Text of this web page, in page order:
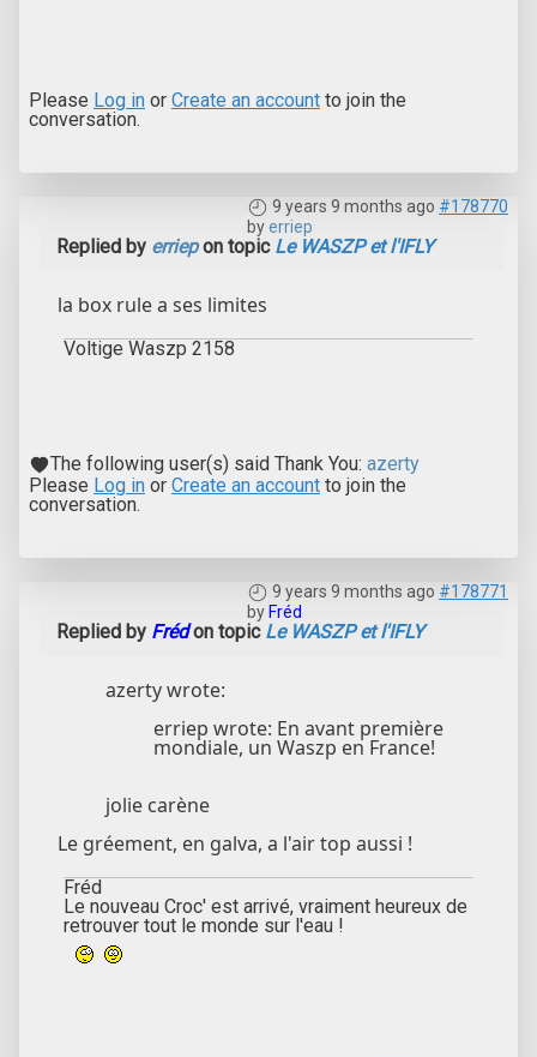
Please Log in or Create an account to join the
conversation.
9 years 9 months ago #178770
byerriep
Replied by erriepon topic Le WASZP et l'IFLY
la box rule a ses limites
Voltige Waszp 2158
The following user(s) said Thank You: azerty
Please Log in or Create an account to join the
conversation.
9 years 9 months ago #178771
by Fréd
Replied by Frédon topic Le WASZP et l'IFLY
azerty wrote:
erriep wrote: En avant première
mondiale, un Waszp en France!
jolie carène
Le gréement, en galva, a l'air top aussi !
Fréd
Le nouveau Croc' est arrivé, vraiment heureux de
retrouver tout le monde sur l'eau !